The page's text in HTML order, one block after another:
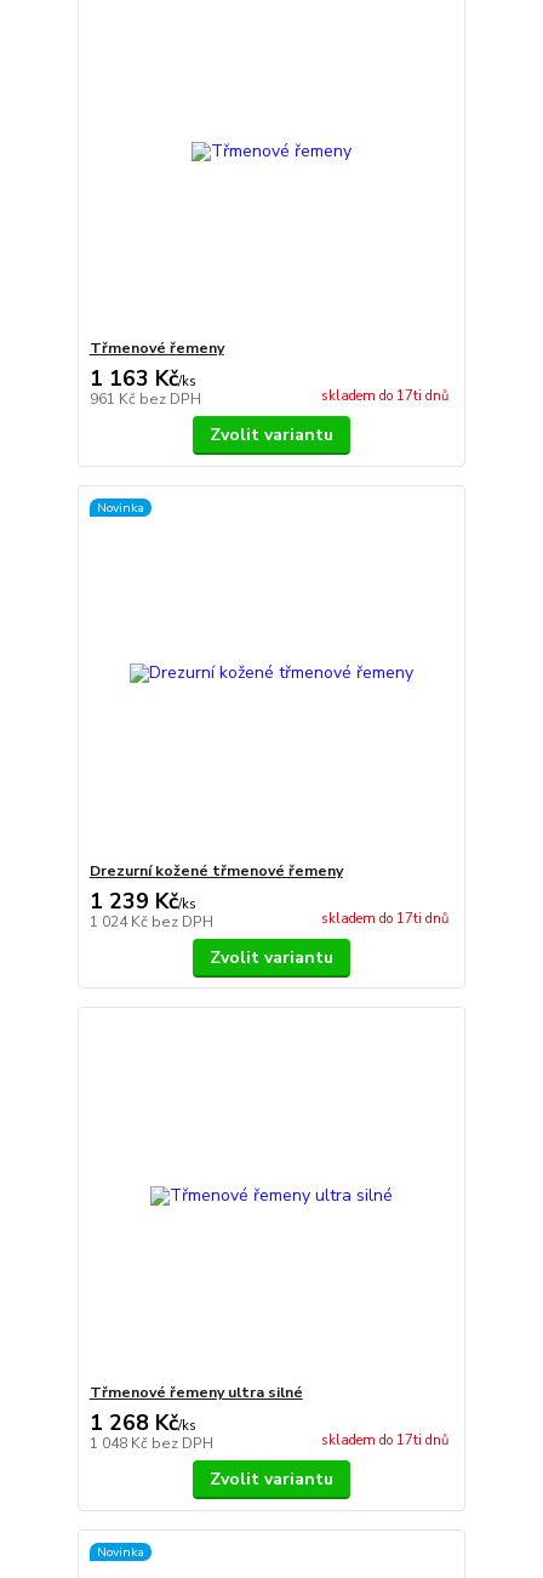
Třmenové řemeny
1 163 Kč/ks
961 Kč bez DPH skladem do 17ti dnů
Zvolit variantu
Novinka
Drezurní kožené třmenové řemeny
1 239 Kč/ks
1 024 Kč bez DPH skladem do 17ti dnů
Zvolit variantu
Třmenové řemeny ultra silné
1 268 Kč/ks
1 048 Kč bez DPH skladem do 17ti dnů
Zvolit variantu
Novinka